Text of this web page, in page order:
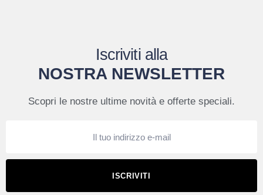
Iscriviti alla
NOSTRA NEWSLETTER
Scopri le nostre ultime novità e offerte speciali.
ISCRIVITI